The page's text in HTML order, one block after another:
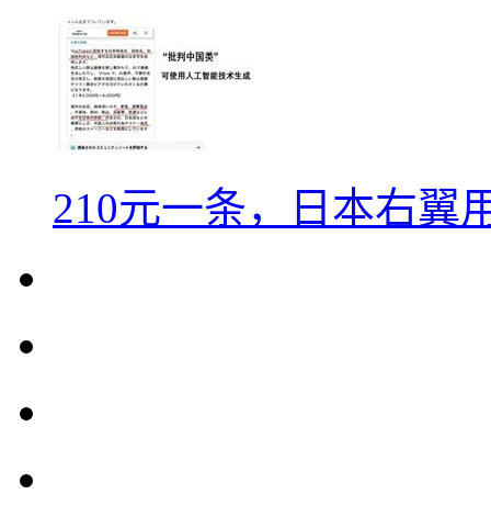
210元一条，日本右翼